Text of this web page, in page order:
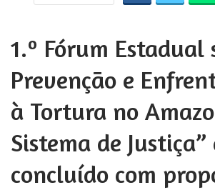
1.º Fórum Estadual
Prevenção e
à Tortura no
Sistema de Justiça”
concluído com